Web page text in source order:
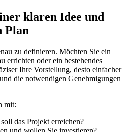
klaren Idee und
Plan
zu definieren. Möchten Sie ein
errichten oder ein bestehendes
Ihre Vorstellung, desto einfacher
die notwendigen Genehmigungen
mit:
das Projekt erreichen?